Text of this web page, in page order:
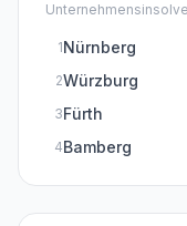
1Nürnberg
2Würzburg
3Fürth
4Bamberg